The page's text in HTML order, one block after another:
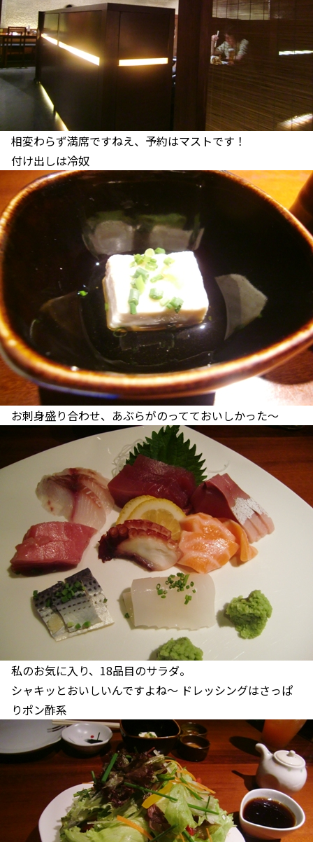
相変わらず満席ですねえ、予約はマストです！
付け出しは冷奴
お刺身盛り合わせ、あぶらがのってておいしかった～
私のお気に入り、18品目のサラダ。
シャキッとおいしいんですよね～ ドレッシングはさっぱ
りポン酢系